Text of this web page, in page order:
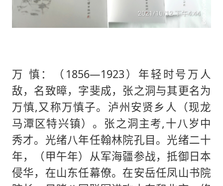
万 慎：（1856—1923）年轻时号万人
敌，名致暲，字斐成，张之洞与其更名为
万慎,又称万慎子。泸州安贤乡人（现龙
马潭区特兴镇）。张之洞主考,十八岁中
秀才。光绪八年任翰林院孔目。光绪二十
年，（甲午年）从军海疆参战，抵御日本
侵华，在山东任幕僚。在安岳任凤山书院